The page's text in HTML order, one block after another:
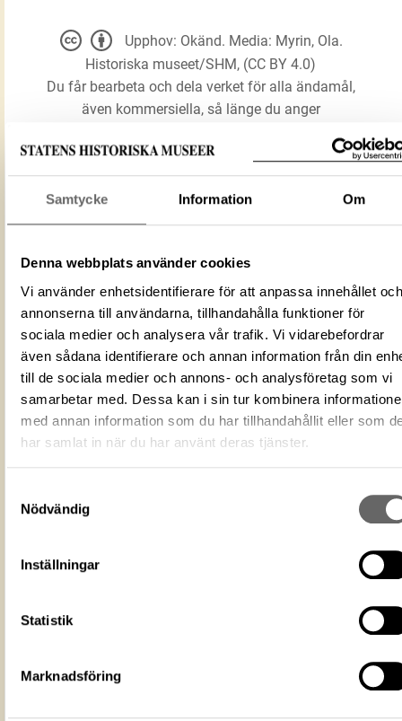
Samtycke Information Om
Denna webbplats använder cookies
Vi använder enhetsidentifierare för att anpassa innehållet och
annonserna till användarna, tillhandahålla funktioner för
sociala medier och analysera vår trafik. Vi vidarebefordrar
även sådana identifierare och annan information från din
till de sociala medier och annons- och analysföretag som vi
samarbetar med. Dessa kan i sin tur kombinera
med annan information som du har tillhandahållit eller som
har samlat in när du har använt deras tjänster.
Nödvändig
Inställningar
Statistik
Marknadsföring
Förmålsbenämning
Mynt
Hedebymynt
Föremålsnummer
300050_KMK
ID‑nummer
557f162a-1b46-4e59-b4b2-
Alternativt ID
DIG 56190
Fotograf
Myrin, Ola
Fotodatum 2020
Du får bearbeta och dela verket
https://samlingar.shm.se/media/
Mer information om licenser hos Statens historiska museer.
Upphov: Okänd. Media: Myrin, Ola.
Historiska museet/SHM, (CC BY 4.0)
Du får bearbeta och dela verket för alla ändamål,
även kommersiella, så länge du anger
LADDA NER MEDIA